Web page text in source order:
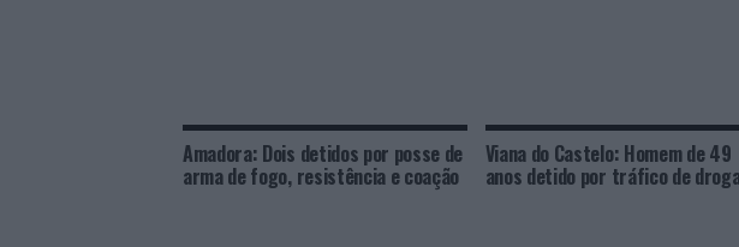
Amadora: Dois detidos por posse de
arma de fogo, resistência e coação
Viana do Castelo: Homem de 49
anos detido por tráfico de